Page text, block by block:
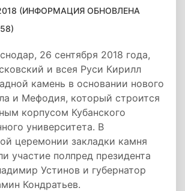
(ИНФОРМАЦИЯ ОБНОВЛЕНА
26 сентября 2018 года,
и всея Руси Кирилл
камень в основании нового
и Мефодия, который строится
корпусом Кубанского
университета. В
церемонии закладки камня
участие полпред президента
Устинов и губернатор
Кондратьев.